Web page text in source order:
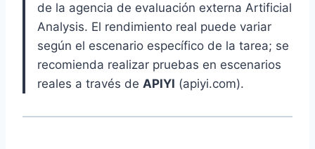
de la agencia de evaluación externa Artificial
Analysis. El rendimiento real puede variar
según el escenario específico de la tarea; se
recomienda realizar pruebas en escenarios
reales a través de APIYI (apiyi.com).